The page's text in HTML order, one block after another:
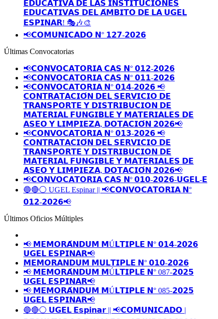
𝗘𝗗𝗨𝗖𝗔𝗧𝗜𝗩𝗔 𝗗𝗘 𝗟𝗔𝗦 𝗜𝗡𝗦𝗧𝗜𝗧𝗨𝗖𝗜𝗢𝗡𝗘𝗦
𝗘𝗗𝗨𝗖𝗔𝗧𝗜𝗩𝗔𝗦 𝗗𝗘𝗟 𝗔́𝗠𝗕𝗜𝗧𝗢 𝗗𝗘 𝗟𝗔 𝗨𝗚𝗘𝗟
𝗘𝗦𝗣𝗜𝗡𝗔𝗥! 🎭🎶🎨
📢𝗖𝗢𝗠𝗨𝗡𝗜𝗖𝗔𝗗𝗢 𝗡° 𝟭𝟮𝟳-𝟮𝟬𝟮𝟲
Últimas Convocatorias
📢𝗖𝗢𝗡𝗩𝗢𝗖𝗔𝗧𝗢𝗥𝗜𝗔 𝗖𝗔𝗦 𝗡° 𝟬𝟭𝟮-𝟮𝟬𝟮𝟲
📢𝗖𝗢𝗡𝗩𝗢𝗖𝗔𝗧𝗢𝗥𝗜𝗔 𝗖𝗔𝗦 𝗡° 𝟬𝟭𝟭-𝟮𝟬𝟮𝟲
📢𝗖𝗢𝗡𝗩𝗢𝗖𝗔𝗧𝗢𝗥𝗜𝗔 𝗡° 𝟬𝟭𝟰-𝟮𝟬𝟮𝟲 📢
𝗖𝗢𝗡𝗧𝗥𝗔𝗧𝗔𝗖𝗜𝗢́𝗡 𝗗𝗘𝗟 𝗦𝗘𝗥𝗩𝗜𝗖𝗜𝗢 𝗗𝗘
𝗧𝗥𝗔𝗡𝗦𝗣𝗢𝗥𝗧𝗘 𝗬 𝗗𝗜𝗦𝗧𝗥𝗜𝗕𝗨𝗖𝗜𝗢𝗡 𝗗𝗘
𝗠𝗔𝗧𝗘𝗥𝗜𝗔𝗟 𝗙𝗨𝗡𝗚𝗜𝗕𝗟𝗘 𝗬 𝗠𝗔𝗧𝗘𝗥𝗜𝗔𝗟𝗘𝗦 𝗗𝗘
𝗔𝗦𝗘𝗢 𝗬 𝗟𝗜𝗠𝗣𝗜𝗘𝗭𝗔, 𝗗𝗢𝗧𝗔𝗖𝗜𝗢́𝗡 𝟮𝟬𝟮𝟲📢
📢𝗖𝗢𝗡𝗩𝗢𝗖𝗔𝗧𝗢𝗥𝗜𝗔 𝗡° 𝟬𝟭𝟯-𝟮𝟬𝟮𝟲 📢
𝗖𝗢𝗡𝗧𝗥𝗔𝗧𝗔𝗖𝗜𝗢́𝗡 𝗗𝗘𝗟 𝗦𝗘𝗥𝗩𝗜𝗖𝗜𝗢 𝗗𝗘
𝗧𝗥𝗔𝗡𝗦𝗣𝗢𝗥𝗧𝗘 𝗬 𝗗𝗜𝗦𝗧𝗥𝗜𝗕𝗨𝗖𝗜𝗢𝗡 𝗗𝗘
𝗠𝗔𝗧𝗘𝗥𝗜𝗔𝗟 𝗙𝗨𝗡𝗚𝗜𝗕𝗟𝗘 𝗬 𝗠𝗔𝗧𝗘𝗥𝗜𝗔𝗟𝗘𝗦 𝗗𝗘
𝗔𝗦𝗘𝗢 𝗬 𝗟𝗜𝗠𝗣𝗜𝗘𝗭𝗔, 𝗗𝗢𝗧𝗔𝗖𝗜𝗢́𝗡 𝟮𝟬𝟮𝟲📢
📢𝗖𝗢𝗡𝗩𝗢𝗖𝗔𝗧𝗢𝗥𝗜𝗔 𝗖𝗔𝗦 𝗡º 𝟬𝟭𝟬-𝟮𝟬𝟮𝟲-𝗨𝗚𝗘𝗟-𝗘
🔵🔴⚪️ UGEL Espinar || 📢𝗖𝗢𝗡𝗩𝗢𝗖𝗔𝗧𝗢𝗥𝗜𝗔 𝗡°
𝟬𝟭𝟮-𝟮𝟬𝟮𝟲📢
Últimos Oficios Múltiples
📢 𝗠𝗘𝗠𝗢𝗥𝗔́𝗡𝗗𝗨𝗠 𝗠Ú𝗟𝗧𝗜𝗣𝗟𝗘 𝗡° 𝟬𝟭𝟰-𝟮𝟬𝟮𝟲
𝗨𝗚𝗘𝗟 𝗘𝗦𝗣𝗜𝗡𝗔𝗥📢
𝗠𝗘𝗠𝗢𝗥𝗔𝗡𝗗𝗨𝗠 𝗠𝗨𝗟𝗧𝗜𝗣𝗟𝗘 𝗡° 𝟬𝟭𝟬-𝟮𝟬𝟮𝟲
📢 𝗠𝗘𝗠𝗢𝗥𝗔́𝗡𝗗𝗨𝗠 𝗠Ú𝗟𝗧𝗜𝗣𝗟𝗘 𝗡° 087-𝟮𝟬𝟮𝟱
𝗨𝗚𝗘𝗟 𝗘𝗦𝗣𝗜𝗡𝗔𝗥📢
📢 𝗠𝗘𝗠𝗢𝗥𝗔́𝗡𝗗𝗨𝗠 𝗠Ú𝗟𝗧𝗜𝗣𝗟𝗘 𝗡° 085-𝟮𝟬𝟮𝟱
𝗨𝗚𝗘𝗟 𝗘𝗦𝗣𝗜𝗡𝗔𝗥📢
🔵🔴⚪️ 𝗨𝗚𝗘𝗟 𝗘𝘀𝗽𝗶𝗻𝗮𝗿 || 📢𝗖𝗢𝗠𝗨𝗡𝗜𝗖𝗔𝗗𝗢 |